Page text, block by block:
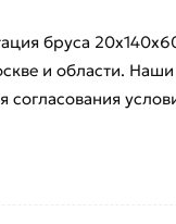
бруса
и области.